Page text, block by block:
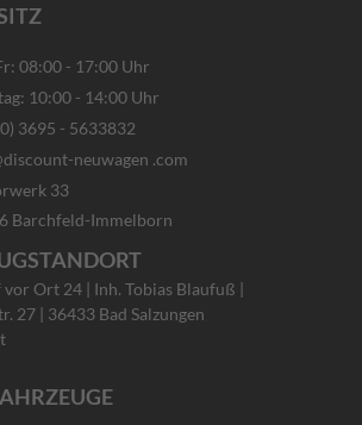
08:00 - 17:00 Uhr
10:00 - 14:00 Uhr
3695 - 5633832
neuwagen .com
33
Immelborn
Ort 24 | Inh. Tobias Blaufuß |
27 | 36433 Bad Salzungen